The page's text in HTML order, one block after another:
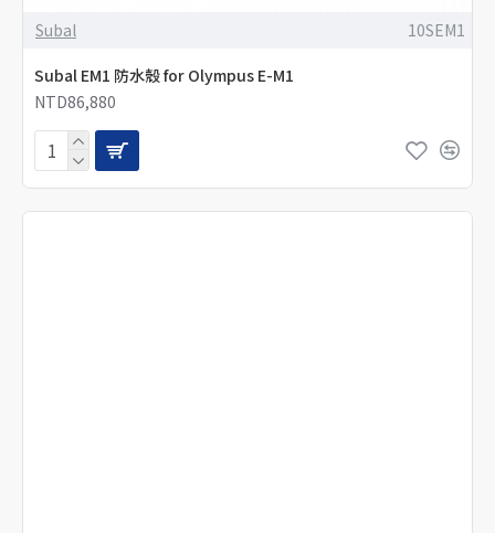
Subal 10SEM1
Subal EM1 防水殼 for Olympus E-M1
NTD86,880